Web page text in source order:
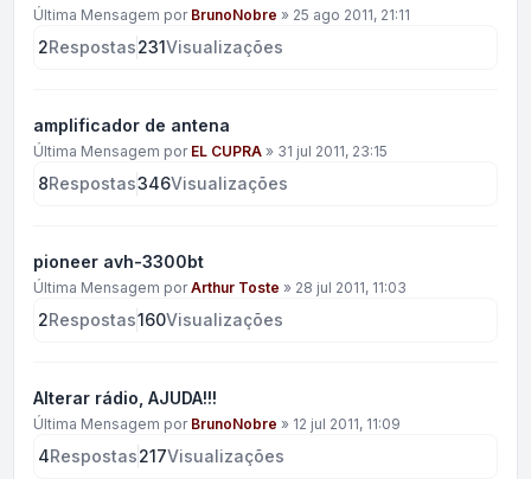
Última Mensagem por BrunoNobre » 25 ago 2011, 21:11
2Respostas231Visualizações
amplificador de antena
Última Mensagem por EL CUPRA » 31 jul 2011, 23:15
8Respostas346Visualizações
pioneer avh-3300bt
Última Mensagem porArthur Toste » 28 jul 2011, 11:03
2Respostas160Visualizações
Alterar rádio, AJUDA!!!
Última Mensagem por BrunoNobre » 12 jul 2011, 11:09
4Respostas217Visualizações